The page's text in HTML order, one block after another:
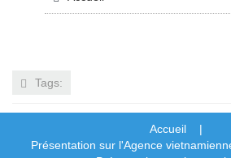
Tags:
Accueil |
Présentation sur l'Agence